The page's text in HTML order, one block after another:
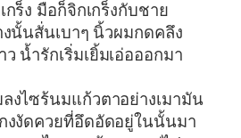
กร็ง มือก็จิกเกร็งกับชาย
งนั้นสั่นเบาๆ นิ้วผมกดคลึง
น้ำรักเริ่มเยิ้มเอ่อออกมา
งไซร้นมแก้วตาอย่างเมามัน
งงัดควยที่อึดอัดอยู่ในนั้นมา